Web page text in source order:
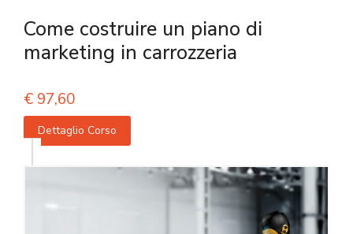
Come costruire un piano di
marketing in carrozzeria
€ 97,60
Dettaglio Corso